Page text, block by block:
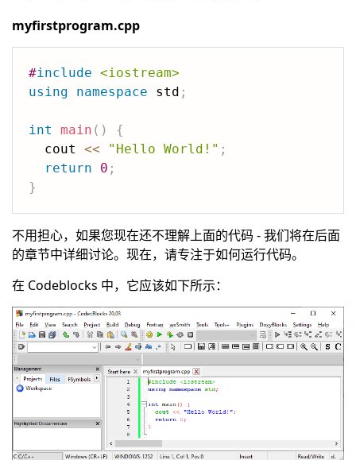
myfirstprogram.cpp
#include <iostream>
using
namespace std ;
int main ( )
{
  cout
<< "Hello World!" ;
return
0 ;
}
不用担心，如果您现在还不理解上面的代码 - 我们将在后面
的章节中详细讨论。现在，请专注于如何运行代码。
在 Codeblocks 中，它应该如下所示：